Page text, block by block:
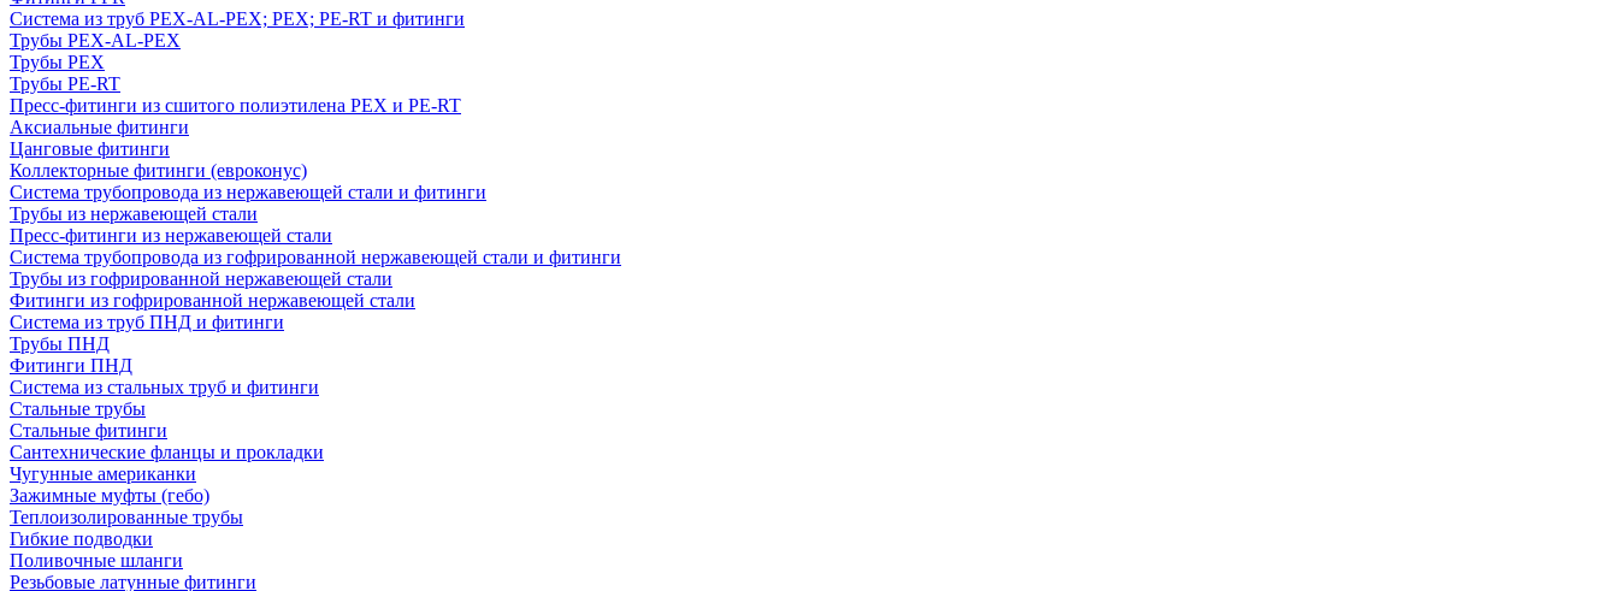
Система из труб PEX-AL-PEX; PEX; PE-RT и фитинги
Трубы PEX-AL-PEX
Трубы PEX
Трубы PE-RT
Пресс-фитинги из сшитого полиэтилена PEX и PE-RT
Аксиальные фитинги
Цанговые фитинги
Коллекторные фитинги (евроконус)
Система трубопровода из нержавеющей стали и фитинги
Трубы из нержавеющей стали
Пресс-фитинги из нержавеющей стали
Система трубопровода из гофрированной нержавеющей стали и фитинги
Трубы из гофрированной нержавеющей стали
Фитинги из гофрированной нержавеющей стали
Система из труб ПНД и фитинги
Трубы ПНД
Фитинги ПНД
Система из стальных труб и фитинги
Стальные трубы
Стальные фитинги
Сантехнические фланцы и прокладки
Чугунные американки
Зажимные муфты (гебо)
Теплоизолированные трубы
Гибкие подводки
Поливочные шланги
Резьбовые латунные фитинги